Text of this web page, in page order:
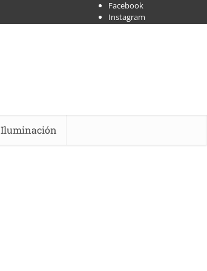
Facebook
Instagram
Iluminación